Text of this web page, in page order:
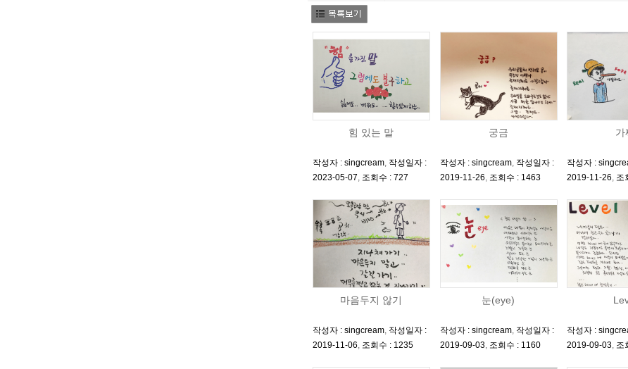
힘 있는 말
작성자 : singcream, 작성일자 :
2023-05-07, 조회수 : 727
궁금
작성자 : singcream, 작성일자 :
2019-11-26, 조회수 : 1463
가
작성자 :
2019-11-26, 조
마음두지 않기
작성자 : singcream, 작성일자 :
2019-11-06, 조회수 : 1235
눈(eye)
작성자 : singcream, 작성일자 :
2019-09-03, 조회수 : 1160
작성자 :
2019-09-03, 조